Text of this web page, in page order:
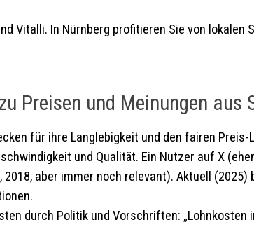
Vitalli. In Nürnberg profitieren Sie von
Preisen und Meinungen aus
für ihre Langlebigkeit und den fairen
und Qualität. Ein Nutzer auf X
aber immer noch relevant). Aktuell
durch Politik und Vorschriften: